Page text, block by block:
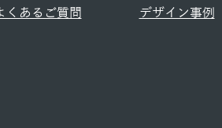
くあるご質問 デザイン事例